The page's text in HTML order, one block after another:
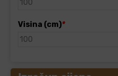
Visina (cm)*